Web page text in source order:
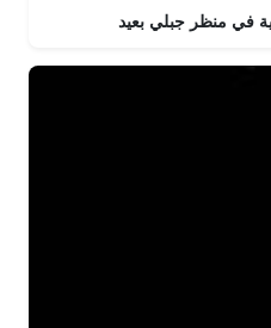
في منظر جبلي بعيد